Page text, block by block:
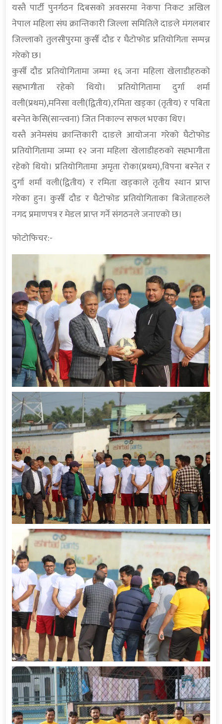
यस्तै पार्टी पुनर्गठन दिबसको अवसरमा नेकपा निकट अखिल
नेपाल महिला संघ क्रान्तिकारी जिल्ला समितिले दाङले मंगलबार
जिल्लाको तुलसीपुरमा कुर्सी दौड र घैटोफोड प्रतियोगिता सम्पन्न
गरेको छ।
कुर्सी दौड प्रतियोगितामा जम्मा १६ जना महिला खेलाडीहरुको
सहभागीता रहेको थियो। प्रतियोगितामा दुर्गा शर्मा
वली(प्रथम),मनिसा वली(द्वितीय),रमिता खड्का (तृतीय) र पबिता
बस्नेत केसि(सान्त्वना) जित निकाल्न सफल भएका थिए।
यस्तै अनेमसंघ क्रान्तिकारी दाङले आयोजना गरेको घैटोफोड
प्रतियोगितामा जम्मा १२ जना महिला खेलाडीहरुको सहभागीता
रहेको थियो। प्रतियोगितामा अमृता रोका(प्रथम),विपना बस्नेत र
दुर्गा शर्मा वली(द्वितीय) र रमिता खड्काले तृतीय स्थान प्राप्त
गरेका हुन। कुर्सी दौड र घैटोफोड प्रतियोगिताका बिजेताहरुले
नगद प्रमाणपत्र र मेडल प्राप्त गर्ने संगठनले जनाएको छ।
फोटोफिचर:-